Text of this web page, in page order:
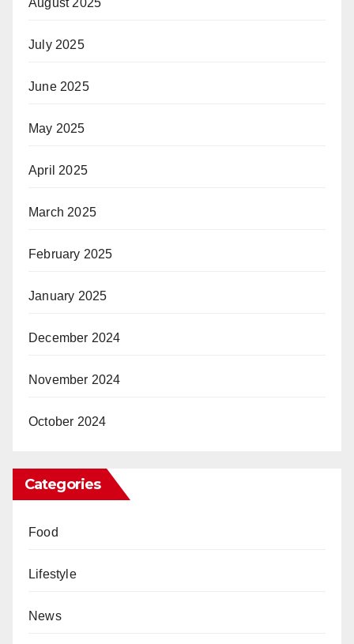
August 2025
July 2025
June 2025
May 2025
April 2025
March 2025
February 2025
January 2025
December 2024
November 2024
October 2024
Categories
Food
Lifestyle
News